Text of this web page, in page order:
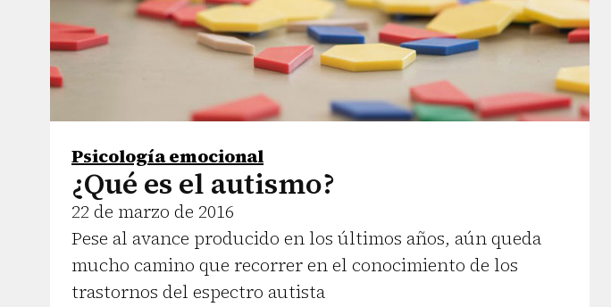
Psicología emocional
¿Qué es el autismo?
22 de marzo de 2016
Pese al avance producido en los últimos años, aún queda
mucho camino que recorrer en el conocimiento de los
trastornos del espectro autista